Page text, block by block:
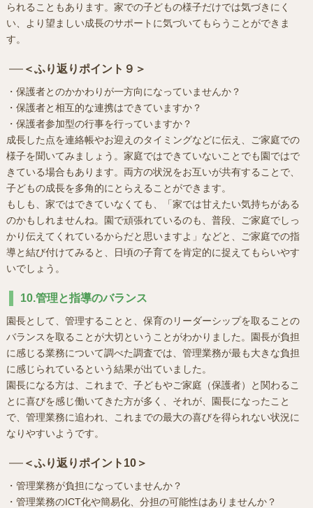
られることもあります。家での子どもの様子だけでは気づきにく
い、より望ましい成長のサポートに気づいてもらうことができま
す。
＜ふり返りポイント９＞
・保護者とのかかわりが一方向になっていませんか？
・保護者と相互的な連携はできていますか？
・保護者参加型の行事を行っていますか？
成長した点を連絡帳やお迎えのタイミングなどに伝え、ご家庭での
様子を聞いてみましょう。家庭ではできていないことでも園ではで
きている場合もあります。両方の状況をお互いが共有することで、
子どもの成長を多角的にとらえることができます。
もしも、家ではできていなくても、「家では甘えたい気持ちがある
のかもしれませんね。園で頑張れているのも、普段、ご家庭でしっ
かり伝えてくれているからだと思いますよ」などと、ご家庭での指
導と結び付けてみると、日頃の子育てを肯定的に捉えてもらいやす
いでしょう。
10.管理と指導のバランス
園長として、管理することと、保育のリーダーシップを取ることの
バランスを取ることが大切ということがわかりました。園長が負担
に感じる業務について調べた調査では、管理業務が最も大きな負担
に感じられているという結果が出ていました。
園長になる方は、これまで、子どもやご家庭（保護者）と関わるこ
とに喜びを感じ働いてきた方が多く、それが、園長になったこと
で、管理業務に追われ、これまでの最大の喜びを得られない状況に
なりやすいようです。
＜ふり返りポイント10＞
・管理業務が負担になっていませんか？
・管理業務のICT化や簡易化、分担の可能性はありませんか？